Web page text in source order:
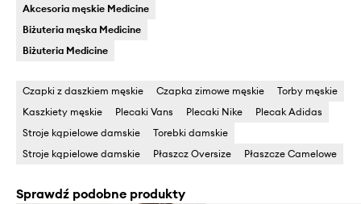
Akcesoria męskie Medicine
Biżuteria męska Medicine
Biżuteria Medicine
Czapki z daszkiem męskie Czapka zimowe męskie
Torby męskie
Kaszkiety męskie
Plecaki Vans Plecaki Nike
Plecak Adidas
Stroje kąpielowe damskie
Torebki damskie
Stroje kąpielowe damskie
Płaszcz Oversize Płaszcze Camelowe
Sprawdź podobne produkty